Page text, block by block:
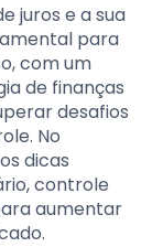
juros e a sua
para
com um
de finanças
desafios
No
dicas
controle
aumentar